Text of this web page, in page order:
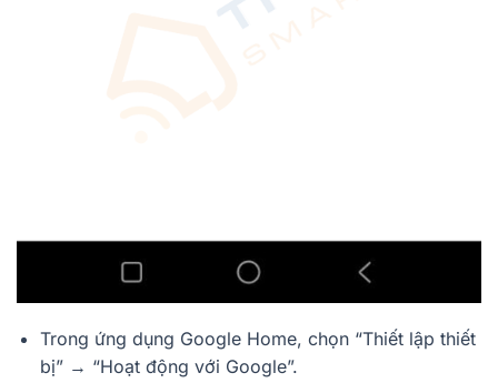
Trong ứng dụng Google Home, chọn “Thiết lập thiết
bị” → “Hoạt động với Google”.